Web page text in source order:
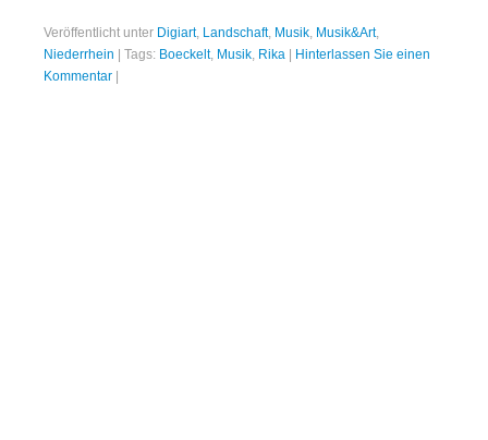
Veröffentlicht unter Digiart, Landschaft, Musik, Musik&Art,
Niederrhein
Tags: Boeckelt, Musik, Rika
Hinterlassen Sie einen
Kommentar